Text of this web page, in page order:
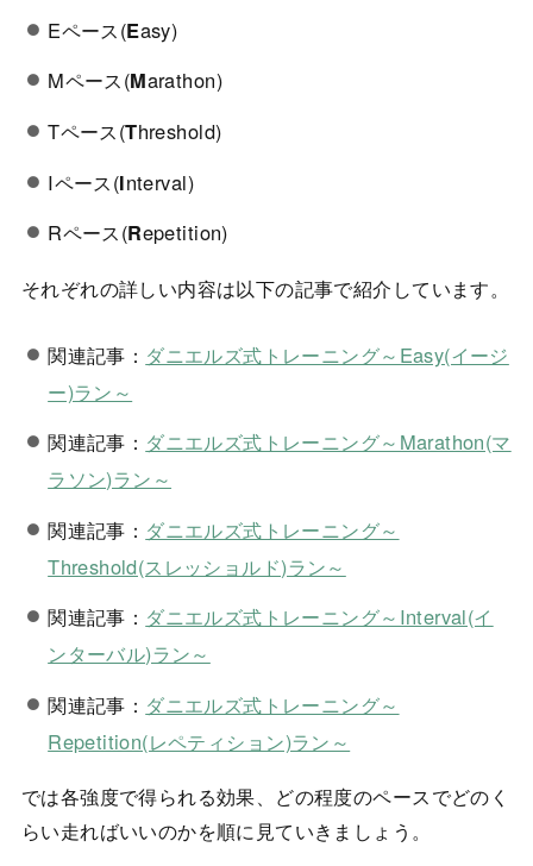
Eペース(Easy)
Mペース(Marathon)
Tペース(Threshold)
Iペース(Interval)
Rペース(Repetition)
それぞれの詳しい内容は以下の記事で紹介しています。
関連記事： ダニエルズ式トレーニング～Easy(イージ
ー)ラン～
関連記事： ダニエルズ式トレーニング～Marathon(マ
ラソン)ラン～
関連記事： ダニエルズ式トレーニング～
Threshold(スレッショルド)ラン～
関連記事： ダニエルズ式トレーニング～Interval(イ
ンターバル)ラン～
関連記事： ダニエルズ式トレーニング～
Repetition(レペティション)ラン～
では各強度で得られる効果、どの程度のペースでどのく
らい走ればいいのかを順に見ていきましょう。